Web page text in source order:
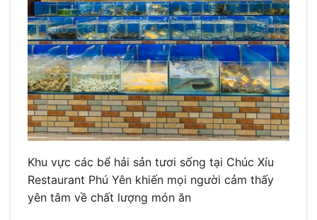
Khu vực các bể hải sản tươi sống tại Chúc Xíu
Restaurant Phú Yên khiến mọi người cảm thấy
yên tâm về chất lượng món ăn